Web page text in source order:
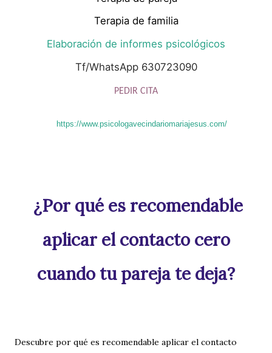
Terapia de familia
Elaboración de informes psicológicos
Tf/WhatsApp 630723090
PEDIR CITA
https://www.psicologavecindariomariajesus.com/
¿Por qué es recomendable
aplicar el contacto cero
cuando tu pareja te deja?
Descubre por qué es recomendable aplicar el contacto